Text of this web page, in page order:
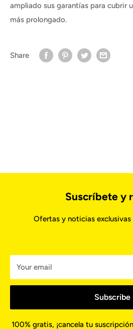
ampliado sus garantías para cubrir
más prolongado.
Share
Suscríbete y
Ofertas y noticias exclusivas
Your email
Subscribe
100% gratis, ¡cancela tu